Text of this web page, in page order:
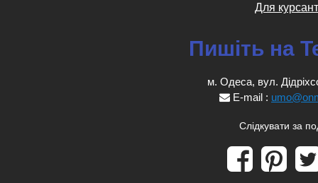
Для
Пишіть на
м. Одеса, вул.
E-mail :
Слідкувати за